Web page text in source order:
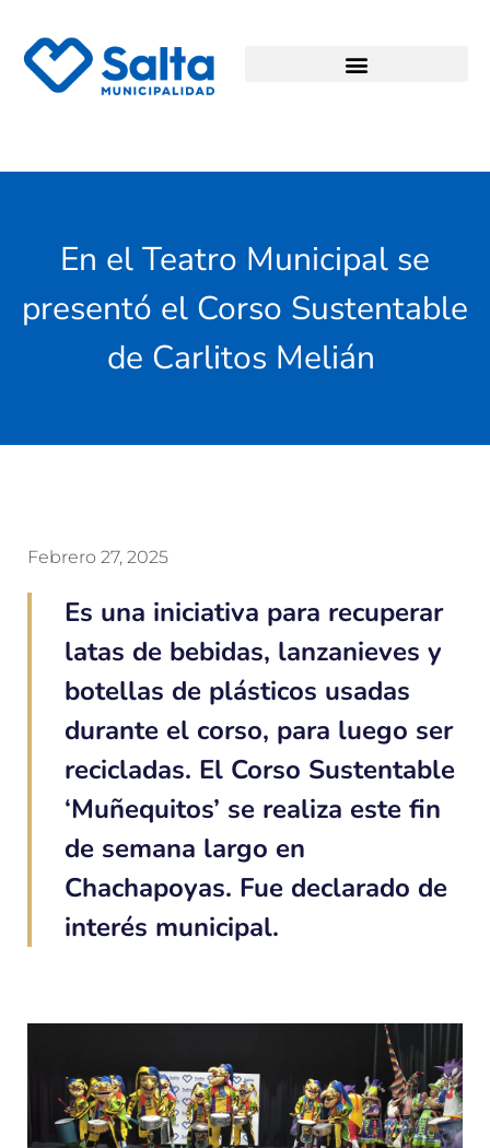
En el Teatro Municipal se
presentó el Corso Sustentable
de Carlitos Melián
Febrero 27, 2025
Es una iniciativa para recuperar
latas de bebidas, lanzanieves y
botellas de plásticos usadas
durante el corso, para luego ser
recicladas. El Corso Sustentable
‘Muñequitos’ se realiza este fin
de semana largo en
Chachapoyas. Fue declarado de
interés municipal.